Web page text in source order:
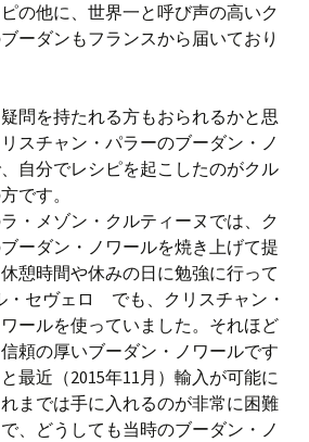
の他に、世界一と呼び声の高いク
ーダンもフランスから届いており
問を持たれる方もおられるかと思
スチャン・パラーのブーダン・ノ
自分でレシピを起こしたのがクル
です。
・メゾン・クルティーヌでは、ク
ーダン・ノワールを焼き上げて提
憩時間や休みの日に勉強に行って
・セヴェロ でも、クリスチャン・
ールを使っていました。それほど
頼の厚いブーダン・ノワールです
最近（2015年11月）輸入が可能に
までは手に入れるのが非常に困難
、どうしても当時のブーダン・ノ